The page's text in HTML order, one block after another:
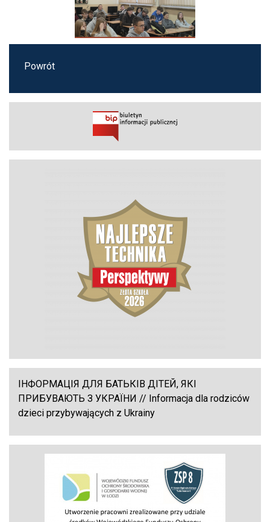
Powrót
ІНФОРМАЦІЯ ДЛЯ БАТЬКІВ ДІТЕЙ, ЯКІ
ПРИБУВАЮТЬ З УКРАЇНИ // Informacja dla rodziców
dzieci przybywających z Ukrainy